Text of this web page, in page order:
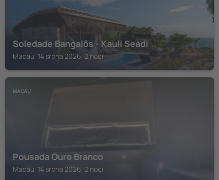
Soledade Bangalôs - Kauli Seadi
Macau, 14 srpna 2026, 2 noci
MACAU
Pousada Ouro Branco
Macau, 14 srpna 2026, 2 noci